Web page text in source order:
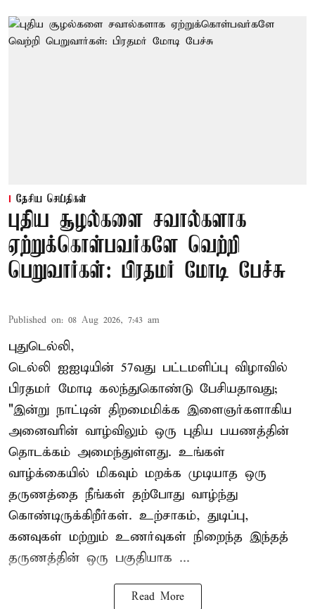
தேசிய செய்திகள்
புதிய சூழல்களை சவால்களாக
ஏற்றுக்கொள்பவர்களே வெற்றி
பெறுவார்கள்: பிரதமர் மோடி பேச்சு
Published on: 08 Aug 2026, 7:43 am
புதுடெல்லி,
டெல்லி ஐஐடியின் 57வது பட்டமளிப்பு விழாவில்
பிரதமர் மோடி கலந்துகொண்டு பேசியதாவது;
"இன்று நாட்டின் திறமைமிக்க இளைஞர்களாகிய
அனைவரின் வாழ்விலும் ஒரு புதிய பயணத்தின்
தொடக்கம் அமைந்துள்ளது. உங்கள்
வாழ்க்கையில் மிகவும் மறக்க முடியாத ஒரு
தருணத்தை நீங்கள் தற்போது வாழ்ந்து
கொண்டிருக்கிறீர்கள். உற்சாகம், துடிப்பு,
கனவுகள் மற்றும் உணர்வுகள் நிறைந்த இந்தத்
தருணத்தின் ஒரு பகுதியாக ...
Read More